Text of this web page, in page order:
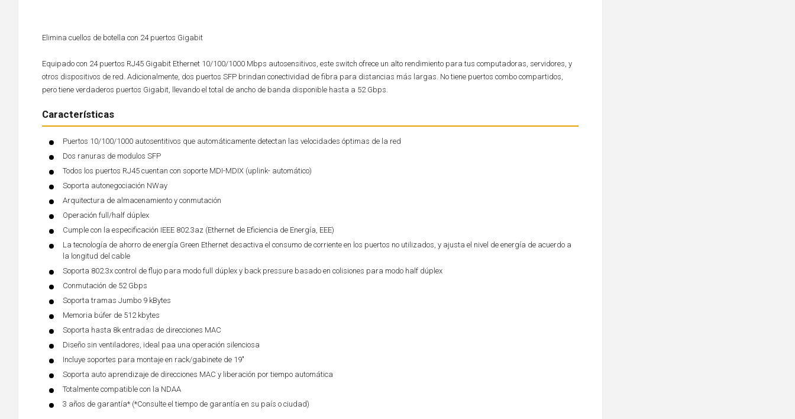
Elimina cuellos de botella con 24 puertos Gigabit
Equipado con 24 puertos RJ45 Gigabit Ethernet 10/100/1000 Mbps autosensitivos, este switch ofrece un alto rendimiento para tus computadoras, servidores, y
otros dispositivos de red. Adicionalmente, dos puertos SFP brindan conectividad de fibra para distancias más largas. No tiene puertos combo compartidos,
pero tiene verdaderos puertos Gigabit, llevando el total de ancho de banda disponible hasta a 52 Gbps.
Características
Puertos 10/100/1000 autosentitivos que automáticamente detectan las velocidades óptimas de la red
Dos ranuras de modulos SFP
Todos los puertos RJ45 cuentan con soporte MDI-MDIX (uplink- automático)
Soporta autonegociación NWay
Arquitectura de almacenamiento y conmutación
Operación full/half dúplex
Cumple con la especificación IEEE 802.3az (Ethernet de Eficiencia de Energía, EEE)
La tecnología de ahorro de energía Green Ethernet desactiva el consumo de corriente en los puertos no utilizados, y ajusta el nivel de energía de acuerdo a
la longitud del cable
Soporta 802.3x control de flujo para modo full dúplex y back pressure basado en colisiones para modo half dúplex
Conmutación de 52 Gbps
Soporta tramas Jumbo 9 kBytes
Memoria búfer de 512 kbytes
Soporta hasta 8k entradas de direcciones MAC
Diseño sin ventiladores, ideal paa una operación silenciosa
Incluye soportes para montaje en rack/gabinete de 19"
Soporta auto aprendizaje de direcciones MAC y liberación por tiempo automática
Totalmente compatible con la NDAA
3 años de garantía* (*Consulte el tiempo de garantía en su país o ciudad)